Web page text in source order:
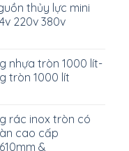
thủy lực mini
220v 380v
nhựa tròn 1000 lít-
tròn 1000 lít
rác inox tròn có
cao cấp
&